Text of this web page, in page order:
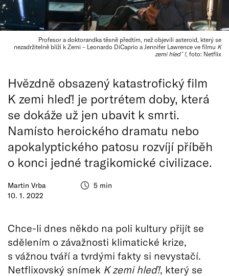
Profesor a doktorandka těsně předtím, než objevili asteroid, který se
nezadržitelně blíží k Zemi – Leonardo DiCaprio a Jennifer Lawrence ve filmu K
zemi hledˇ!, foto: Netflix
Martin Vrba
10. 1. 2022
5 min
Hvězdně obsazený katastrofický film
K zemi hleď! je portrétem doby, která
se dokáže už jen ubavit k smrti.
Namísto heroického dramatu nebo
apokalyptického patosu rozvíjí příběh
o konci jedné tragikomické civilizace.
Chce-li dnes někdo na poli kultury přijít se
sdělením o závažnosti klimatické krize,
s vážnou tváří a tvrdými fakty si nevystačí.
Netflixovský snímek K zemi hleď!, který se